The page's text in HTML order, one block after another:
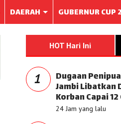
DAERAH GUBERNUR CUP
HOT Hari Ini
1 Dugaan
Jambi Libatkan
Korban Capai
24 Jam yang lalu